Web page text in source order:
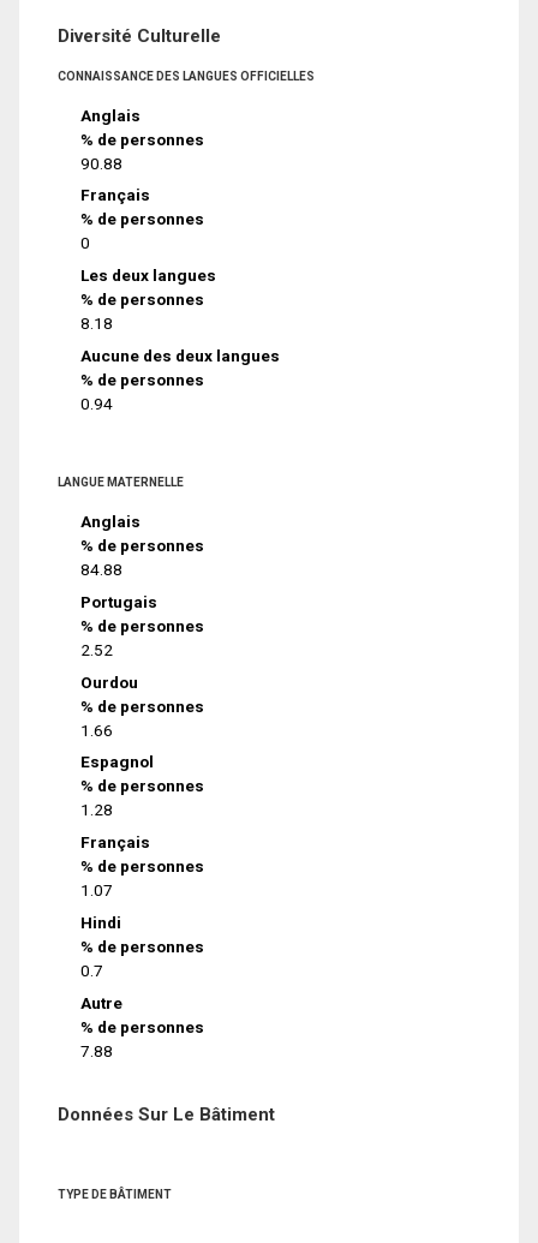
Diversité Culturelle
CONNAISSANCE DES LANGUES OFFICIELLES
Anglais
% de personnes
90.88
Français
% de personnes
0
Les deux langues
% de personnes
8.18
Aucune des deux langues
% de personnes
0.94
LANGUE MATERNELLE
Anglais
% de personnes
84.88
Portugais
% de personnes
2.52
Ourdou
% de personnes
1.66
Espagnol
% de personnes
1.28
Français
% de personnes
1.07
Hindi
% de personnes
0.7
Autre
% de personnes
7.88
Données Sur Le Bâtiment
TYPE DE BÂTIMENT